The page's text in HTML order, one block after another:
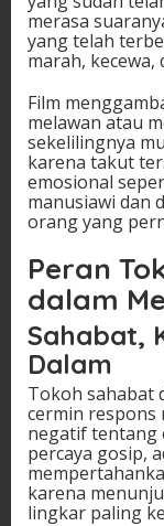
merasa
yang telah
marah, kecewa,
Film
melawan atau
sekelilingnya
karena takut
emosional
manusiawi dan
orang yang
Peran
dalam
Sahabat,
Dalam
Tokoh sahabat
cermin respons
negatif tentang
percaya gosip,
karena
lingkar paling